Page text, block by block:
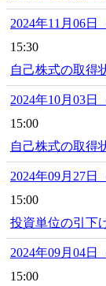
2024年11月06日
15:30
自己株式の取得
2024年10月03日
15:00
自己株式の取得
2024年09月27日
15:00
投資単位の引下
2024年09月04日
15:00